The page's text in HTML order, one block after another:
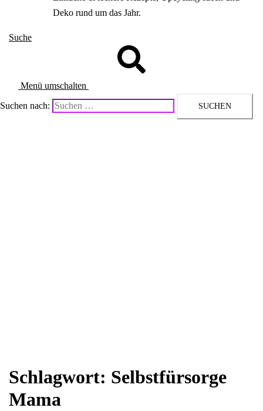
Deko rund um das Jahr.
Suche
Menü umschalten
Suchen nach:
Schlagwort: Selbstfürsorge
Mama